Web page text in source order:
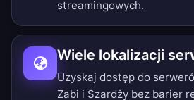
streamingowych.
Wiele lokalizacji
Uzyskaj dostęp do
Zabi i Szardży bez barier